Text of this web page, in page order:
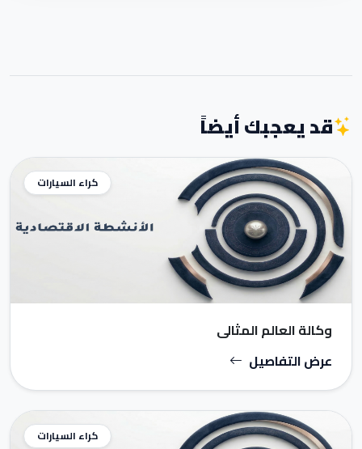
قد يعجبك أيضاً
كراء السيارات
وكالة العالم المثالي
عرض التفاصيل
كراء السيارات